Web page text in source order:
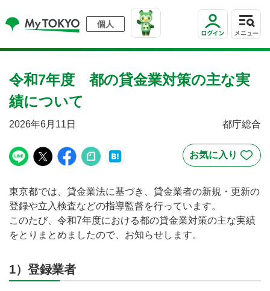
個人
令和7年度 都の貸金業対策の主な実
績について
2026年6月11日 都庁総合
東京都では、貸金業法に基づき、貸金業者の新規・更新の
登録や立入検査などの指導監督を行っています。
このたび、令和7年度における都の貸金業対策の主な実績
をとりまとめましたので、お知らせします。
1）登録業者